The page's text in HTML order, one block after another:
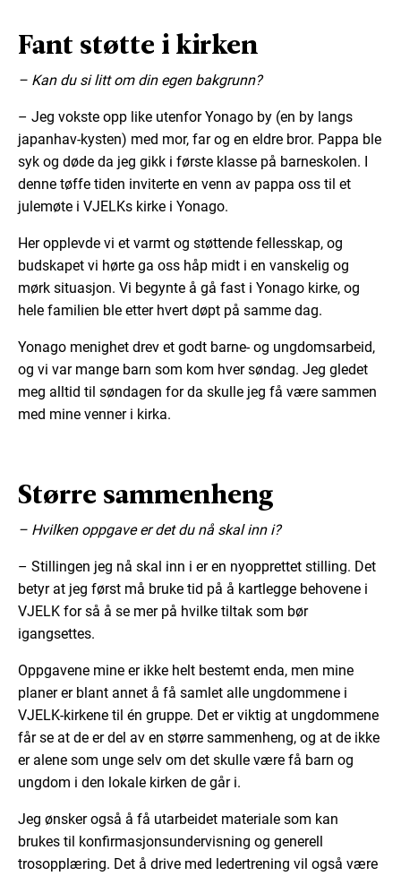
Fant støtte i kirken
– Kan du si litt om din egen bakgrunn?
– Jeg vokste opp like utenfor Yonago by (en by langs
japanhav-kysten) med mor, far og en eldre bror. Pappa ble
syk og døde da jeg gikk i første klasse på barneskolen. I
denne tøffe tiden inviterte en venn av pappa oss til et
julemøte i VJELKs kirke i Yonago.
Her opplevde vi et varmt og støttende fellesskap, og
budskapet vi hørte ga oss håp midt i en vanskelig og
mørk situasjon. Vi begynte å gå fast i Yonago kirke, og
hele familien ble etter hvert døpt på samme dag.
Yonago menighet drev et godt barne- og ungdomsarbeid,
og vi var mange barn som kom hver søndag. Jeg gledet
meg alltid til søndagen for da skulle jeg få være sammen
med mine venner i kirka.
Større sammenheng
– Hvilken oppgave er det du nå skal inn i?
– Stillingen jeg nå skal inn i er en nyopprettet stilling. Det
betyr at jeg først må bruke tid på å kartlegge behovene i
VJELK for så å se mer på hvilke tiltak som bør
igangsettes.
Oppgavene mine er ikke helt bestemt enda, men mine
planer er blant annet å få samlet alle ungdommene i
VJELK-kirkene til én gruppe. Det er viktig at ungdommene
får se at de er del av en større sammenheng, og at de ikke
er alene som unge selv om det skulle være få barn og
ungdom i den lokale kirken de går i.
Jeg ønsker også å få utarbeidet materiale som kan
brukes til konfirmasjonsundervisning og generell
trosopplæring. Det å drive med ledertrening vil også være